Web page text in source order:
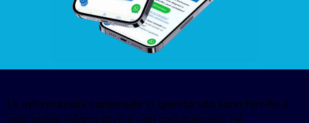
Le informazioni contenute in questo sito sono fornite a
solo scopo informativo e non costituiscono né